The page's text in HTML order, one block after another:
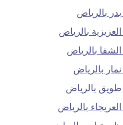
بالرياض
بالرياض
بالرياض
بالرياض
بالرياض
بالرياض